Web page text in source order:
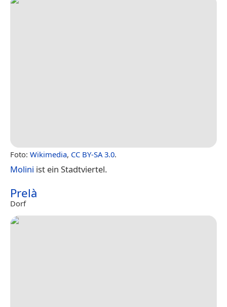
Foto: Wikimedia, CC BY-SA 3.0.
Molini ist ein Stadtviertel.
Prelà
Dorf